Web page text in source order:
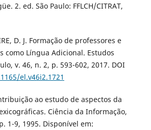
2. ed. São Paulo: FFLCH/CITRAT,
D. J. Formação de professores e
como Língua Adicional. Estudos
v. 46, n. 2, p. 593-602, 2017. DOI
el.v46i2.1721
ao estudo de aspectos da
Ciência da Informação,
1-9, 1995. Disponível em: